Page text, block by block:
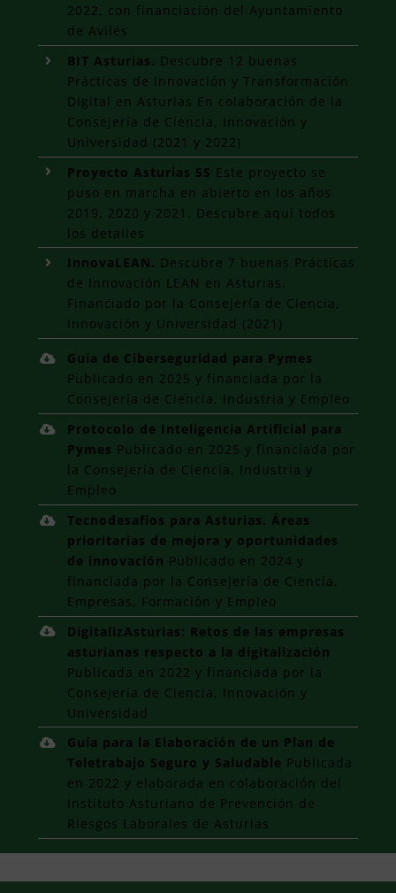
2022, con financiación del Ayuntamiento
de Avilés
BIT Asturias. Descubre 12 buenas
Prácticas de Innovación y Transformación
Digital en Asturias En colaboración de la
Consejería de Ciencia, Innovación y
Universidad (2021 y 2022)
Proyecto Asturias 5S Este proyecto se
puso en marcha en abierto en los años
2019, 2020 y 2021. Descubre aquí todos
los detalles
InnovaLEAN. Descubre 7 buenas Prácticas
de Innovación LEAN en Asturias.
Financiado por la Consejería de Ciencia,
Innovación y Universidad (2021)
Guía de Ciberseguridad para Pymes
Publicado en 2025 y financiada por la
Consejería de Ciencia, Industria y Empleo
Protocolo de Inteligencia Artificial para
Pymes Publicado en 2025 y financiada por
la Consejería de Ciencia, Industria y
Empleo
Tecnodesafíos para Asturias. Áreas
prioritarias de mejora y oportunidades
de innovación Publicado en 2024 y
financiada por la Consejería de Ciencia,
Empresas, Formación y Empleo
DigitalizAsturias: Retos de las empresas
asturianas respecto a la digitalización
Publicada en 2022 y financiada por la
Consejería de Ciencia, Innovación y
Universidad
Guía para la Elaboración de un Plan de
Teletrabajo Seguro y Saludable Publicada
en 2022 y elaborada en colaboración del
Instituto Asturiano de Prevención de
Riesgos Laborales de Asturias